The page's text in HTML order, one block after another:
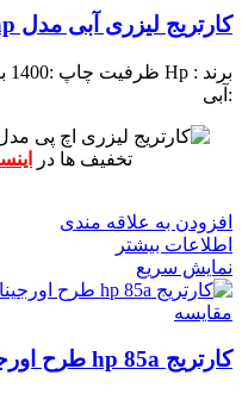
کارتریج لیزری آبی مدل 415A hp
برند : Hp ظرفیت چاپ :1400 برگ
:آبی
تخفیف ها در
افزودن به علاقه مندی
اطلاعات بیشتر
نمایش سریع
مقايسه
کارتریج hp 85a طرح اورجینال